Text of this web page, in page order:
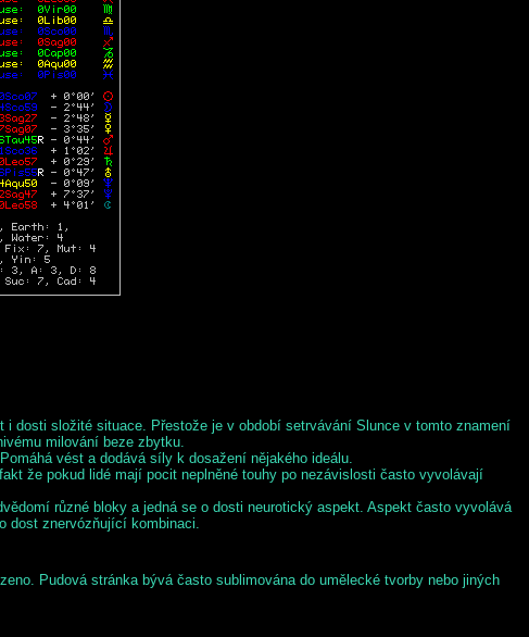
dosti složité situace. Přestože je v období setrvávání Slunce v tomto znamení
milování beze zbytku.
vést a dodává síly k dosažení nějakého ideálu.
že pokud lidé mají pocit neplněné touhy po nezávislosti často vyvolávají
různé bloky a jedná se o dosti neurotický aspekt. Aspekt často vyvolává
dost znervózňující kombinaci.
Pudová stránka bývá často sublimována do umělecké tvorby nebo jiných